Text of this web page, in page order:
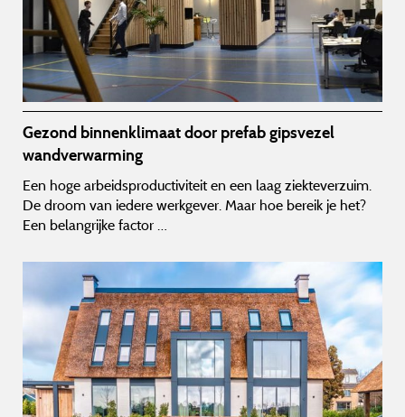
Gezond binnenklimaat door prefab gipsvezel
wandverwarming
Een hoge arbeidsproductiviteit en een laag ziekteverzuim.
De droom van iedere werkgever. Maar hoe bereik je het?
Een belangrijke factor …